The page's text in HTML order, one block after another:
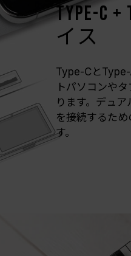
Type-C
イス
Type-CとType-
トパソコンや
ります。デュ
を接続するた
す。